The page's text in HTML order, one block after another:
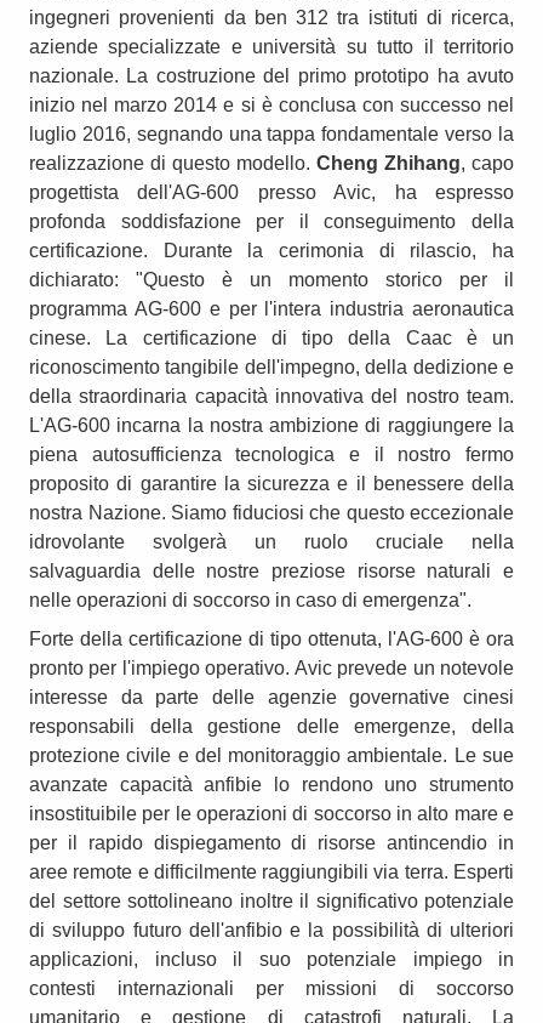
ingegneri provenienti da ben 312 tra istituti di ricerca,
aziende specializzate e università su tutto il territorio
nazionale. La costruzione del primo prototipo ha avuto
inizio nel marzo 2014 e si è conclusa con successo nel
luglio 2016, segnando una tappa fondamentale verso la
realizzazione di questo modello. Cheng Zhihang, capo
progettista dell'AG-600 presso Avic, ha espresso
profonda soddisfazione per il conseguimento della
certificazione. Durante la cerimonia di rilascio, ha
dichiarato: "Questo è un momento storico per il
programma AG-600 e per l'intera industria aeronautica
cinese. La certificazione di tipo della Caac è un
riconoscimento tangibile dell'impegno, della dedizione e
della straordinaria capacità innovativa del nostro team.
L'AG-600 incarna la nostra ambizione di raggiungere la
piena autosufficienza tecnologica e il nostro fermo
proposito di garantire la sicurezza e il benessere della
nostra Nazione. Siamo fiduciosi che questo eccezionale
idrovolante svolgerà un ruolo cruciale nella
salvaguardia delle nostre preziose risorse naturali e
nelle operazioni di soccorso in caso di emergenza".
Forte della certificazione di tipo ottenuta, l'AG-600 è ora
pronto per l'impiego operativo. Avic prevede un notevole
interesse da parte delle agenzie governative cinesi
responsabili della gestione delle emergenze, della
protezione civile e del monitoraggio ambientale. Le sue
avanzate capacità anfibie lo rendono uno strumento
insostituibile per le operazioni di soccorso in alto mare e
per il rapido dispiegamento di risorse antincendio in
aree remote e difficilmente raggiungibili via terra. Esperti
del settore sottolineano inoltre il significativo potenziale
di sviluppo futuro dell'anfibio e la possibilità di ulteriori
applicazioni, incluso il suo potenziale impiego in
contesti internazionali per missioni di soccorso
umanitario e gestione di catastrofi naturali. La